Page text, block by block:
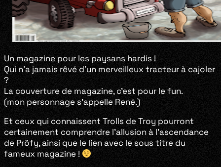
Un magazine pour les paysans hardis !
Qui n’a jamais rêvé d’un merveilleux tracteur à cajoler
?
La couverture de magazine, c’est pour le fun.
(mon personnage s’appelle René.)
Et ceux qui connaissent Trolls de Troy pourront
certainement comprendre l’allusion à l’ascendance
de Pröfy, ainsi que le lien avec le sous titre du
fameux magazine !